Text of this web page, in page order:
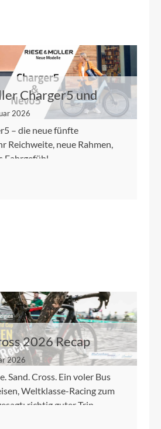
Charger5 und
2026
– die neue fünfte
Reichweite, neue Rahmen,
Fahrgefühl.
2026 Recap
2026
Sand. Cross. Ein voler Bus
Weltklasse-Racing zum
richtig guter Trip.